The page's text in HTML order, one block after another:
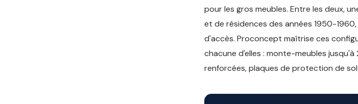
pour les gros meubles. Entre les deux,
et de résidences des années 1950-
d'accès. Proconcept maîtrise ces
chacune d'elles : monte-meubles
renforcées, plaques de protection de